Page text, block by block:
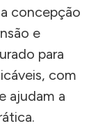
concepção
e
para
com
ajudam a